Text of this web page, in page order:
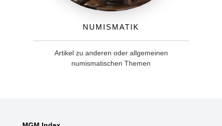
Numismatik
Artikel zu anderen oder allgemeinen
numismatischen Themen